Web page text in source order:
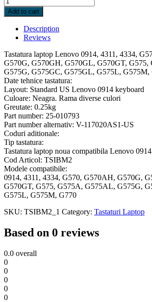
Add to cart
Description
Reviews
Tastatura laptop Lenovo 0914, 4311, 4334,
G570G, G570GH, G570GL, G570GT,
G575G, G575GC, G575GL, G575L, G575M,
Date tehnice tastatura:
Layout: Standard US Lenovo 0914 keyboard
Culoare: Neagra. Rama diverse culori
Greutate: 0.25kg
Part number: 25-010793
Part number alternativ: V-117020AS1-US
Coduri aditionale:
Tip tastatura:
Tastatura laptop noua compatibila Lenovo 0914
Cod Articol: TSIBM2
Modele compatibile:
0914, 4311, 4334, G570, G570AH, G570G,
G570GT, G575, G575A, G575AL, G575G,
G575L, G575M, G770
SKU: TSIBM2_1 Category: Tastaturi Laptop
Based on 0 reviews
0.0 overall
0
0
0
0
0